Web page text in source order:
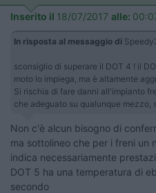
Inserito il 18/07/2017 alle:
In risposta al messaggio di
sconsiglio di superare il DOT 4 ! il
moto lo impiega, ma è altamente
Si rischia di fare danni all'impianto
che adeguato su qualunque mezzo,
Non c'è alcun bisogno di
ma sottolineo che per i freni un
indica necessariamente
DOT 5 ha una temperatura di
secondo